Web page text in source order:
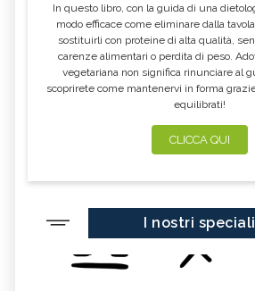
In questo libro, con la guida di una
modo efficace come eliminare dalla
sostituirli con proteine di alta qualità,
carenze alimentari o perdita di peso.
vegetariana non significa rinunciare al
scoprirete come mantenervi in forma
equilibrati!
CLICCA QUI
I nostri speciali